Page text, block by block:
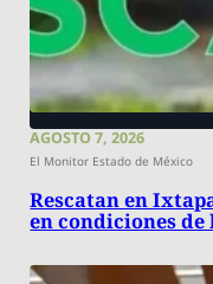
AGOSTO 7, 2026
El Monitor Estado de México
Rescatan en
en condiciones